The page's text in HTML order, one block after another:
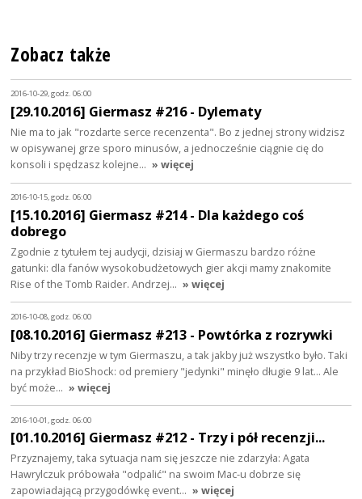
Zobacz także
2016-10-29, godz. 06:00
[29.10.2016] Giermasz #216 - Dylematy
Nie ma to jak "rozdarte serce recenzenta". Bo z jednej strony widzisz
w opisywanej grze sporo minusów, a jednocześnie ciągnie cię do
konsoli i spędzasz kolejne… » więcej
2016-10-15, godz. 06:00
[15.10.2016] Giermasz #214 - Dla każdego coś
dobrego
Zgodnie z tytułem tej audycji, dzisiaj w Giermaszu bardzo różne
gatunki: dla fanów wysokobudżetowych gier akcji mamy znakomite
Rise of the Tomb Raider. Andrzej… » więcej
2016-10-08, godz. 06:00
[08.10.2016] Giermasz #213 - Powtórka z rozrywki
Niby trzy recenzje w tym Giermaszu, a tak jakby już wszystko było. Taki
na przykład BioShock: od premiery "jedynki" minęło długie 9 lat... Ale
być może… » więcej
2016-10-01, godz. 06:00
[01.10.2016] Giermasz #212 - Trzy i pół recenzji...
Przyznajemy, taka sytuacja nam się jeszcze nie zdarzyła: Agata
Hawrylczuk próbowała "odpalić" na swoim Mac-u dobrze się
zapowiadającą przygodówkę event… » więcej